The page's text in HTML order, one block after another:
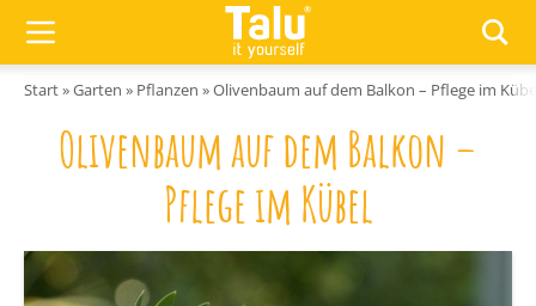
Start»Garten » Pflanzen »Olivenbaum auf dem Balkon – Pflege im
Olivenbaum auf dem Balkon –
Pflege im Kübel